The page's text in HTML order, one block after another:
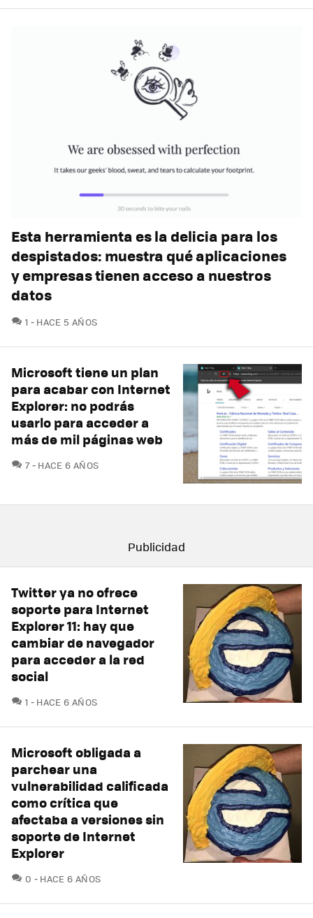
Esta herramienta es la delicia para los
despistados: muestra qué aplicaciones
y empresas tienen acceso a nuestros
datos
1 COMENTARIOS
HACE 5 AÑOS
Microsoft tiene un plan
para acabar con Internet
Explorer: no podrás
usarlo para acceder a
más de mil páginas web
7COMENTARIOS
HACE 6 AÑOS
Twitter ya no ofrece
soporte para Internet
Explorer 11: hay que
cambiar de navegador
para acceder a la red
social
1 COMENTARIOS
HACE 6 AÑOS
Microsoft obligada a
parchear una
vulnerabilidad calificada
como crítica que
afectaba a versiones sin
soporte de Internet
Explorer
0 COMENTARIOS
HACE 6 AÑOS